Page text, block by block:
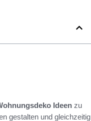
Ideen zu
gestalten und gleichzeitig